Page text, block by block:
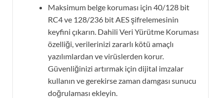
Maksimum belge koruması için 40/128 bit
RC4 ve 128/236 bit AES şifrelemesinin
keyfini çıkarın. Dahili Veri Yürütme Koruması
özelliği, verilerinizi zararlı kötü amaçlı
yazılımlardan ve virüslerden korur.
Güvenliğinizi artırmak için dijital imzalar
kullanın ve gerekirse zaman damgası sunucu
doğrulaması ekleyin.